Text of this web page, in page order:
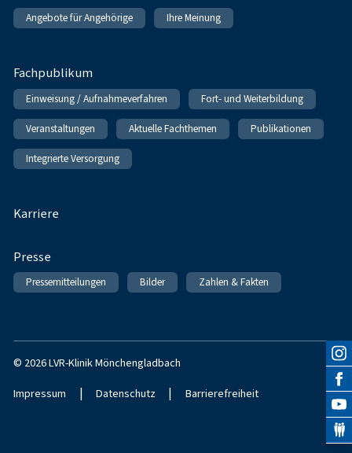
Angebote für Angehörige Ihre Meinung
Fachpublikum
Einweisung / Aufnahmeverfahren Fort- und Weiterbildung
Veranstaltungen Aktuelle Fachthemen Publikationen
Integrierte Versorgung
Karriere
Presse
Pressemitteilungen Bilder Zahlen & Fakten
© 2026 LVR-Klinik Mönchengladbach
Impressum | Datenschutz | Barrierefreiheit